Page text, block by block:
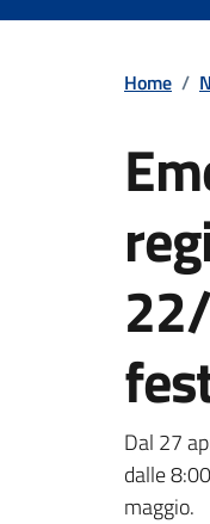
Home /
Dal 27
dalle
maggio.